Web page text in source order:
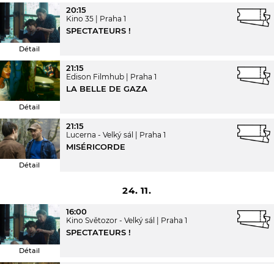
Détail
20:15
Kino 35 Praha 1
SPECTATEURS !
Détail
21:15
Edison Filmhub Praha 1
LA BELLE DE GAZA
Détail
21:15
Lucerna - Velký sál Praha 1
MISÉRICORDE
24. 11.
Détail
16:00
Kino Světozor - Velký sál Praha 1
SPECTATEURS !